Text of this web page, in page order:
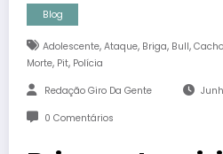
Blog
Adolescente, Ataque, Briga, Bull,
Morte, Pit, Polícia
Redação Giro Da Gente
0 Comentários